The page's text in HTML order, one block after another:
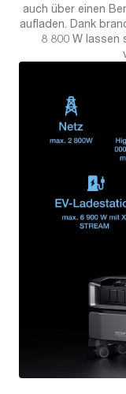
auch über einen
aufladen. Dank
8 800 W lassen